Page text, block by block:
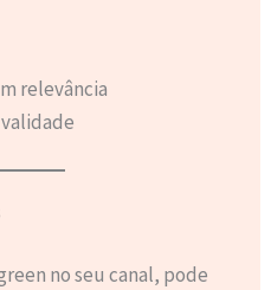
relevância
no seu canal, pode